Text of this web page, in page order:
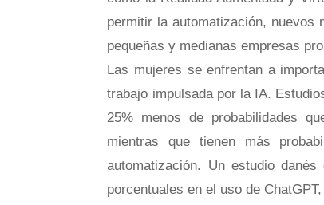
permitir la automatización, nuevos
pequeñas y medianas empresas
Las mujeres se enfrentan a
trabajo impulsada por la IA.
25% menos de probabilidades
mientras que tienen más
automatización. Un estudio
porcentuales en el uso de